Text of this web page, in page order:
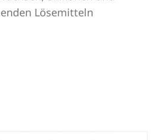
Lösemitteln